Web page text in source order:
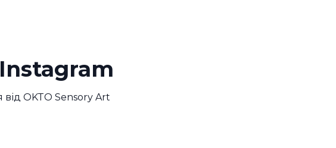
від OKTO Sensory Art